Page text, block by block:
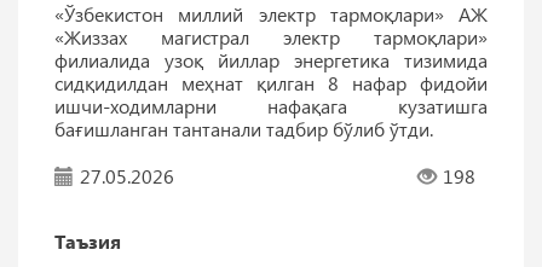
«Ўзбекистон миллий электр тармоқлари» АЖ
«Жиззах магистрал электр тармоқлари»
филиалида узоқ йиллар энергетика тизимида
сидқидилдан меҳнат қилган 8 нафар фидойи
ишчи-ходимларни нафақага кузатишга
бағишланган тантанали тадбир бўлиб ўтди.
27.05.2026
198
Таъзия